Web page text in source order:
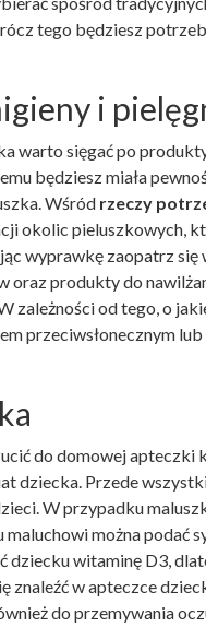
tego będziesz
i
warto sięgać po
będziesz miała
Wśród rzeczy
okolic pieluszkowych,
wyprawkę zaopatrz się
oraz produkty do
zależności od tego, o
przeciwsłonecznym
do domowej apteczki
dziecka. Przede
W przypadku
można podać
dziecku witaminę D3,
znaleźć w apteczce
do przemywania